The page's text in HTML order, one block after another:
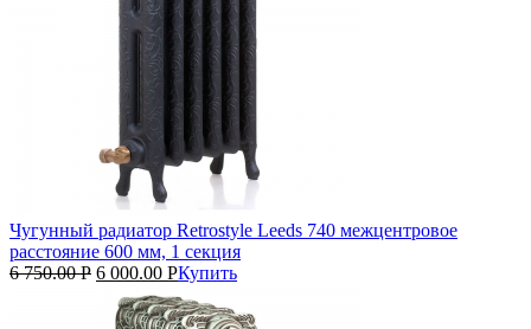
Чугунный радиатор Retrostyle Leeds 740 межцентровое
расстояние 600 мм, 1 секция
6 750.00Р 6 000.00 РКупить